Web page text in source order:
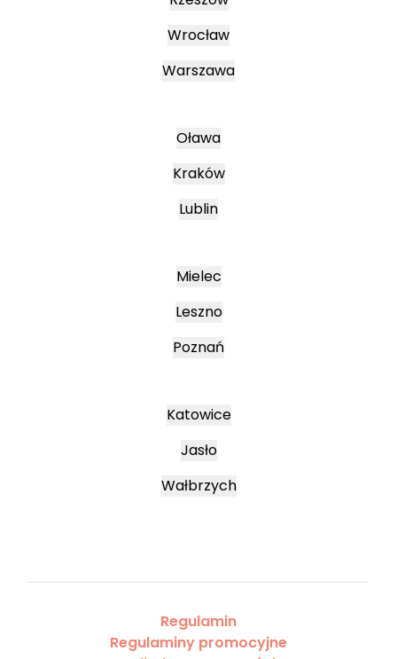
Wrocław
Warszawa
Oława
Kraków
Lublin
Mielec
Leszno
Poznań
Katowice
Jasło
Wałbrzych
Regulamin
Regulaminy promocyjne